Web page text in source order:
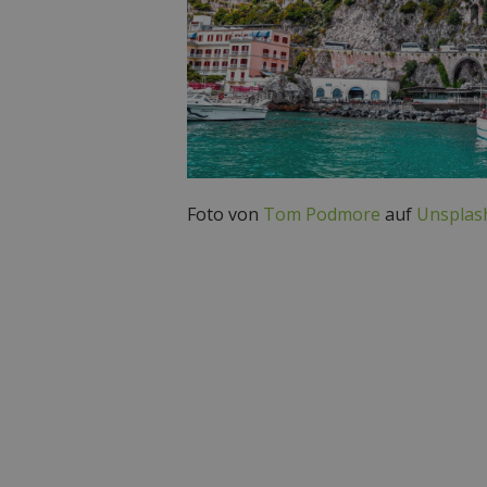
Foto von Tom Podmore auf